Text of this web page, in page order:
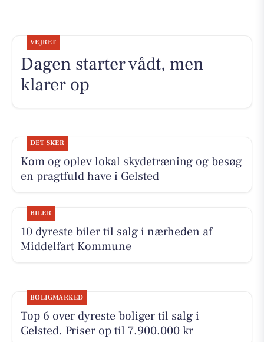
VEJRET
Dagen starter vådt, men
klarer op
DET SKER
Kom og oplev lokal skydetræning og besøg
en pragtfuld have i Gelsted
BILER
10 dyreste biler til salg i nærheden af
Middelfart Kommune
BOLIGMARKED
Top 6 over dyreste boliger til salg i
Gelsted. Priser op til 7.900.000 kr